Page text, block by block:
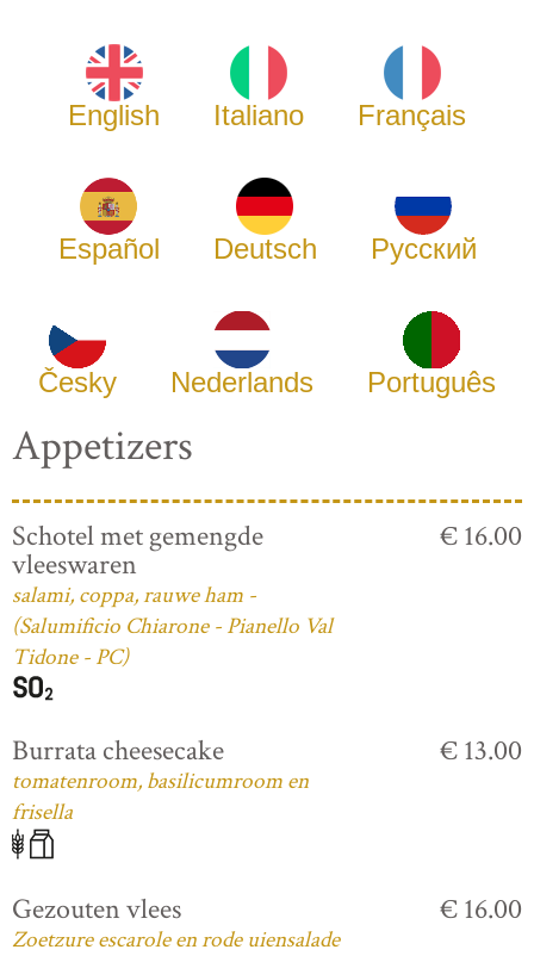
English Italiano Français
Español Deutsch Русский
Česky Nederlands Português
Appetizers
Schotel met gemengde
vleeswaren
salami, coppa, rauwe ham -
(Salumificio Chiarone - Pianello Val
Tidone - PC)
€ 16.00
Burrata cheesecake
tomatenroom, basilicumroom en
frisella
€ 13.00
Gezouten vlees
Zoetzure escarole en rode uiensalade
€ 16.00